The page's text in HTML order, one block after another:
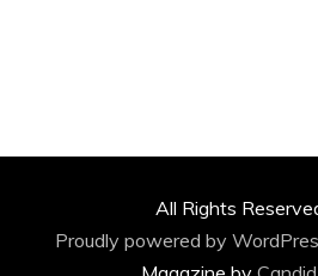
All Rights
Proudly powered by